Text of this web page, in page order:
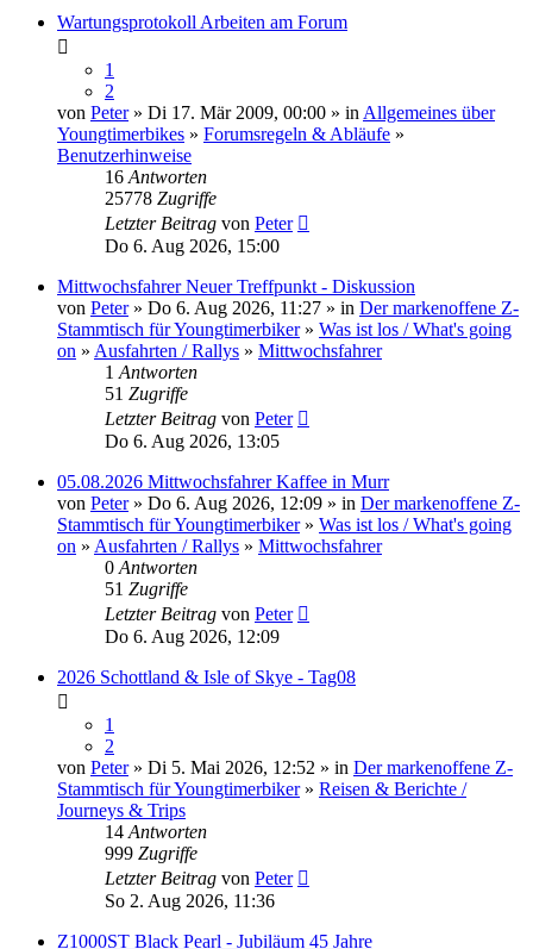
Wartungsprotokoll Arbeiten am Forum
1
2
von Peter» Di 17. Mär 2009, 00:00 » in Allgemeines über
Youngtimerbikes » Forumsregeln & Abläufe »
Benutzerhinweise
16 Antworten
25778 Zugriffe
Letzter Beitrag von Peter
Do 6. Aug 2026, 15:00
Mittwochsfahrer Neuer Treffpunkt - Diskussion
von Peter» Do 6. Aug 2026, 11:27 » in Der markenoffene Z-
Stammtisch für Youngtimerbiker» Was ist los / What's going
on » Ausfahrten / Rallys » Mittwochsfahrer
1 Antworten
51 Zugriffe
Letzter Beitrag von Peter
Do 6. Aug 2026, 13:05
05.08.2026 Mittwochsfahrer Kaffee in Murr
von Peter» Do 6. Aug 2026, 12:09 » in Der markenoffene Z-
Stammtisch für Youngtimerbiker» Was ist los / What's going
on » Ausfahrten / Rallys » Mittwochsfahrer
0 Antworten
51 Zugriffe
Letzter Beitrag von Peter
Do 6. Aug 2026, 12:09
2026 Schottland & Isle of Skye - Tag08
1
2
von Peter» Di 5. Mai 2026, 12:52 » in Der markenoffene Z-
Stammtisch für Youngtimerbiker» Reisen & Berichte /
Journeys & Trips
14 Antworten
999 Zugriffe
Letzter Beitrag von Peter
So 2. Aug 2026, 11:36
Z1000ST Black Pearl - Jubiläum 45 Jahre